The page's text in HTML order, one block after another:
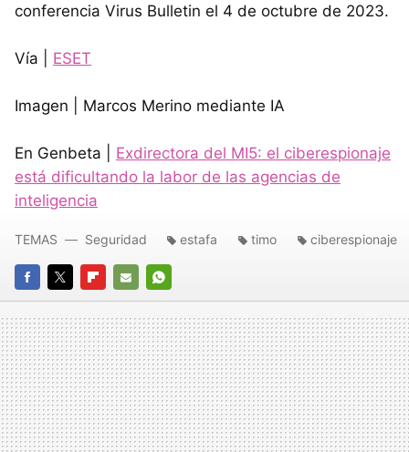
conferencia Virus Bulletin el 4 de octubre de 2023.
Vía | ESET
Imagen | Marcos Merino mediante IA
En Genbeta | Exdirectora del MI5: el ciberespionaje
está dificultando la labor de las agencias de
inteligencia
FACEBOOK
TWITTERFLIPBOARD
E-
MAIL
WHATSAPP
TEMAS Seguridad estafa timo ciberespionaje